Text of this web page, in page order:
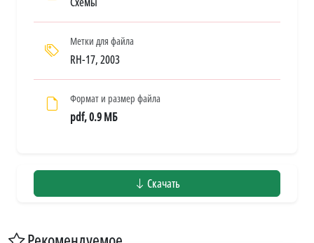
Метки для файла
RH-17, 2003
Формат и размер файла
pdf, 0.9 МБ
Скачать